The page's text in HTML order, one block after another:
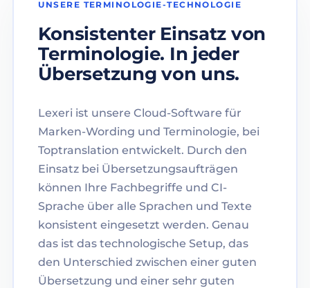
UNSERE TERMINOLOGIE-TECHNOLOGIE
Konsistenter Einsatz von
Terminologie. In jeder
Übersetzung von uns.
Lexeri ist unsere Cloud-Software für
Marken-Wording und Terminologie, bei
Toptranslation entwickelt. Durch den
Einsatz bei Übersetzungsaufträgen
können Ihre Fachbegriffe und CI-
Sprache über alle Sprachen und Texte
konsistent eingesetzt werden. Genau
das ist das technologische Setup, das
den Unterschied zwischen einer guten
Übersetzung und einer sehr guten